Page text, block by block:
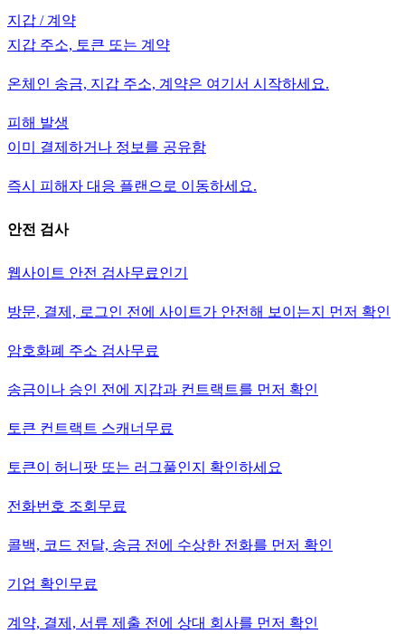
지갑 / 계약
지갑 주소, 토큰 또는 계약
온체인 송금, 지갑 주소, 계약은 여기서 시작하세요.
피해 발생
이미 결제하거나 정보를 공유함
즉시 피해자 대응 플랜으로 이동하세요.
안전 검사
웹사이트 안전 검사무료인기
방문, 결제, 로그인 전에 사이트가 안전해 보이는지 먼저 확인
암호화폐 주소 검사무료
송금이나 승인 전에 지갑과 컨트랙트를 먼저 확인
토큰 컨트랙트 스캐너 무료
토큰이 허니팟 또는 러그풀인지 확인하세요
전화번호 조회 무료
콜백, 코드 전달, 송금 전에 수상한 전화를 먼저 확인
기업 확인무료
계약, 결제, 서류 제출 전에 상대 회사를 먼저 확인